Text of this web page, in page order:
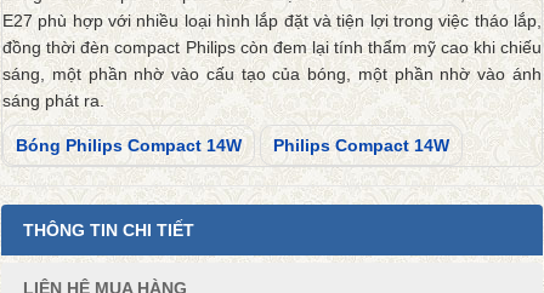
E27 phù hợp với nhiều loại hình lắp đặt và tiện lợi trong việc tháo lắp,
đồng thời đèn compact Philips còn đem lại tính thẩm mỹ cao khi chiếu
sáng, một phần nhờ vào cấu tạo của bóng, một phần nhờ vào ánh
sáng phát ra.
Bóng Philips Compact 14W Philips Compact 14W
THÔNG TIN CHI TIẾT
LIÊN HỆ MUA HÀNG